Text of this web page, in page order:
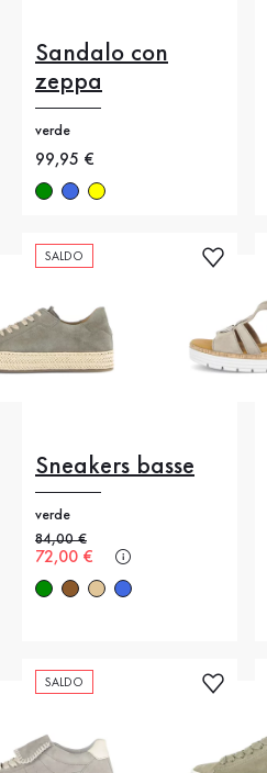
Sandalo con
zeppa
verde
Nuovo prezzo
99,95 €
SALDO
Sneakers basse
verde
Prezzo precedente
84,00 €
Nuovo prezzo
72,00 €
SALDO